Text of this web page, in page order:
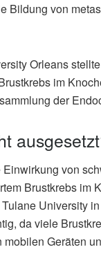
Bildung von
Orleans
im
der
von
Brustkrebs im
University
da viele
Geräten